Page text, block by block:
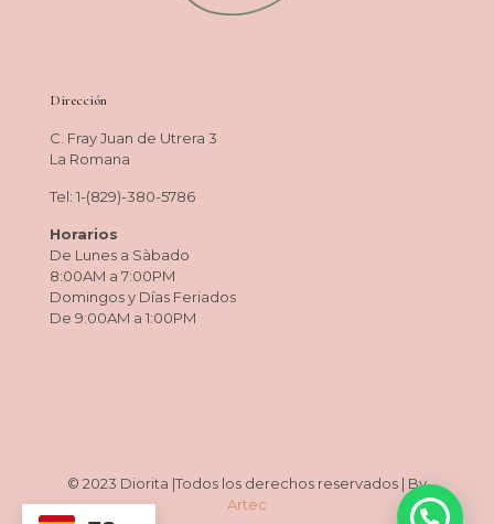
Dirección
C. Fray Juan de Utrera 3
La Romana
Tel: 1-(829)-380-5786
Horarios
De Lunes a Sàbado
8:00AM a 7:00PM
Domingos y Días Feriados
De 9:00AM a 1:00PM
© 2023 Diorita |Todos los derechos reservados | By
Artec